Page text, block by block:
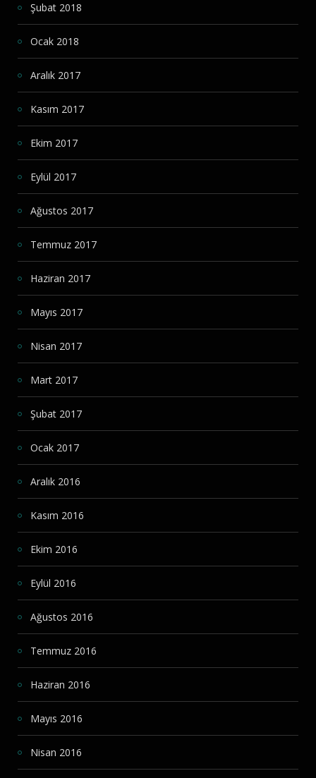
Şubat 2018
Ocak 2018
Aralık 2017
Kasım 2017
Ekim 2017
Eylül 2017
Ağustos 2017
Temmuz 2017
Haziran 2017
Mayıs 2017
Nisan 2017
Mart 2017
Şubat 2017
Ocak 2017
Aralık 2016
Kasım 2016
Ekim 2016
Eylül 2016
Ağustos 2016
Temmuz 2016
Haziran 2016
Mayıs 2016
Nisan 2016